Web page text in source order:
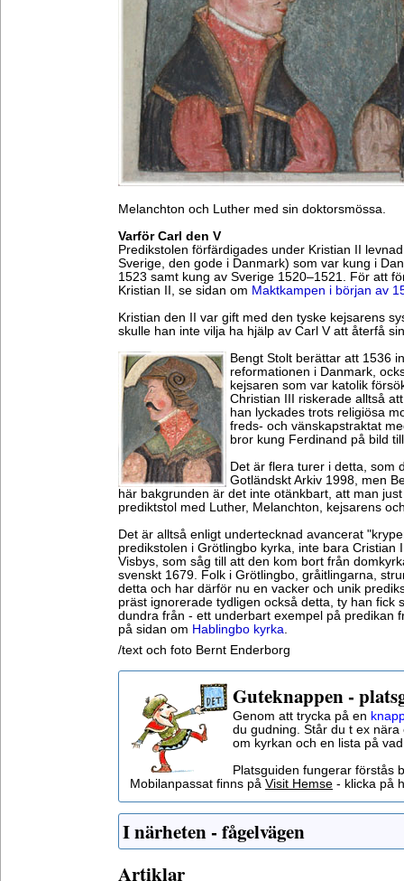
Melanchton och Luther med sin doktorsmössa.
Varför Carl den V
Predikstolen förfärdigades under Kristian II
Sverige, den gode i Danmark) som var kung i
1523 samt kung av Sverige 1520–1521. För att
Kristian II, se sidan om Maktkampen i början av
Kristian den II var gift med den tyske kejsarens
skulle han inte vilja ha hjälp av Carl V att återfå
Bengt Stolt berättar att 1536
reformationen i Danmark,
kejsaren som var katolik
Christian III riskerade alltså
han lyckades trots religiösa
freds- och vänskapstraktat
bror kung Ferdinand på bild
Det är flera turer i detta, som
Gotländskt Arkiv 1998, men
här bakgrunden är det inte otänkbart, att man
prediktstol med Luther, Melanchton, kejsarens
Det är alltså enligt undertecknad avancerat
predikstolen i Grötlingbo kyrka, inte bara Cristian
Visbys, som såg till att den kom bort från
svenskt 1679. Folk i Grötlingbo, gråitlingarna,
detta och har därför nu en vacker och unik
präst ignorerade tydligen också detta, ty han fick
dundra från - ett underbart exempel på predikan
på sidan om Hablingbo kyrka.
/text och foto Bernt Enderborg
Guteknappen -
Genom att trycka på en
du gudning. Står du t ex
om kyrkan och en lista på
Platsguiden fungerar förstås
Mobilanpassat finns på Visit Hemse - klicka på
I närheten - fågelvägen
Artiklar